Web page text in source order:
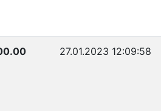
27.01.2023 12:09:58